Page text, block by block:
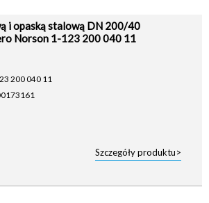
i opaską stalową DN 200/40
Norson 1-123 200 040 11
200 040 11
Szczegóły produktu>